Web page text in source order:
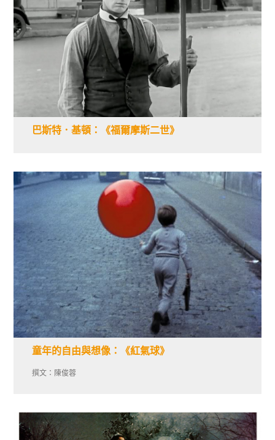
巴斯特．基頓：《福爾摩斯二世》
童年的自由與想像：《紅氣球》
撰文：陳俊蓉